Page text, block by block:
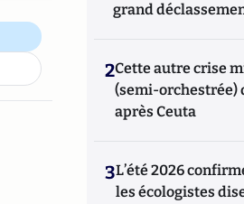
grand
2Cette autre crise
(semi-orchestrée)
après Ceuta
3L’été 2026
les écologistes